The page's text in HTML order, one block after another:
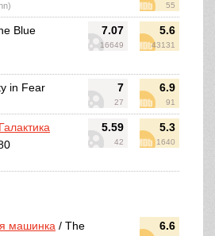
55
7.07
16649
5.6
43131
Blue
7
27
6.9
91
in Fear
5.59
42
5.3
1640
6.6
машинка / The